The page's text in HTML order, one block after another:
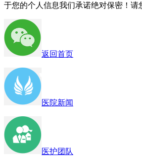
于您的个人信息我们承诺绝对保密！请
返回首页
医院新闻
医护团队